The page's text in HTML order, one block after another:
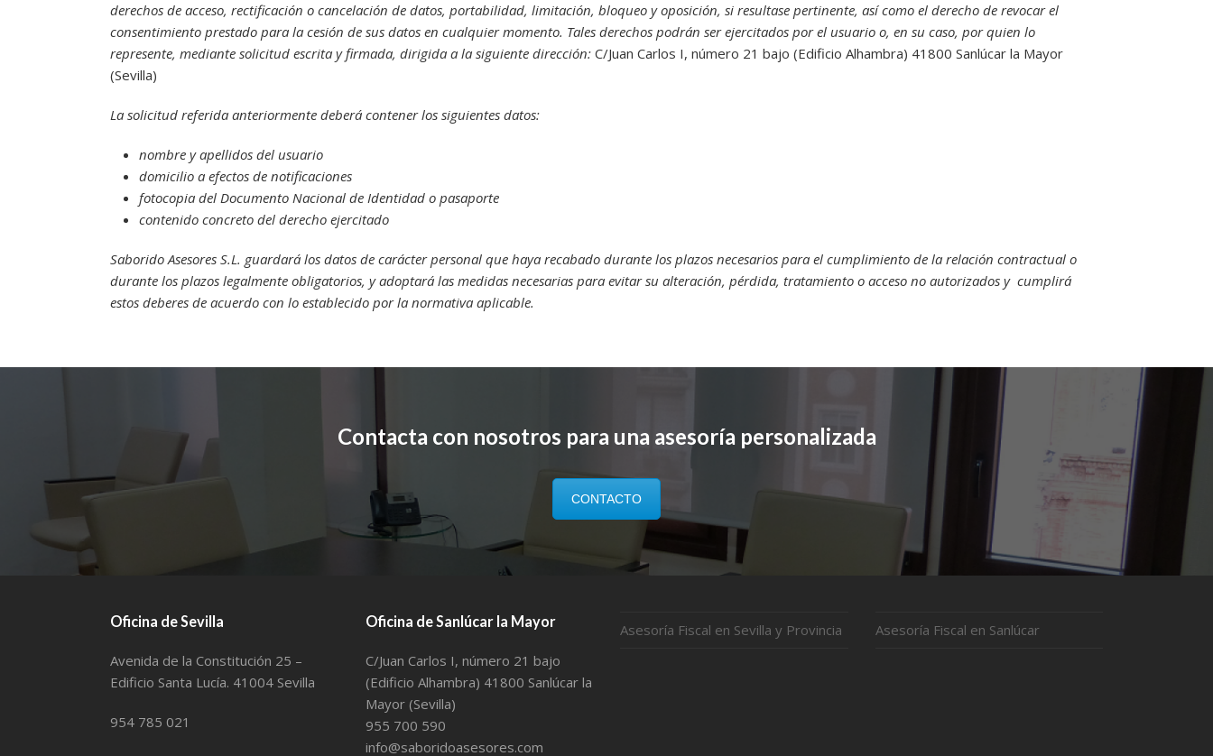
derechos de acceso, rectificación o cancelación de datos, portabilidad, limitación, bloqueo y oposición, si resultase pertinente, así como el derecho de revocar el
consentimiento prestado para la cesión de sus datos en cualquier momento. Tales derechos podrán ser ejercitados por el usuario o, en su caso, por quien lo
represente, mediante solicitud escrita y firmada, dirigida a la siguiente dirección: C/Juan Carlos I, número 21 bajo (Edificio Alhambra) 41800 Sanlúcar la Mayor
(Sevilla)
La solicitud referida anteriormente deberá contener los siguientes datos:
nombre y apellidos del usuario
domicilio a efectos de notificaciones
fotocopia del Documento Nacional de Identidad o pasaporte
contenido concreto del derecho ejercitado
Saborido Asesores S.L. guardará los datos de carácter personal que haya recabado durante los plazos necesarios para el cumplimiento de la relación contractual o
durante los plazos legalmente obligatorios, y adoptará las medidas necesarias para evitar su alteración, pérdida, tratamiento o acceso no autorizados y cumplirá
estos deberes de acuerdo con lo establecido por la normativa aplicable.
Contacta con nosotros para una asesoría personalizada
CONTACTO
Oficina de Sevilla
Avenida de la Constitución 25 –
Edificio Santa Lucía. 41004 Sevilla
954 785 021
Oficina de Sanlúcar la Mayor
C/Juan Carlos I, número 21 bajo
(Edificio Alhambra) 41800 Sanlúcar la
Mayor (Sevilla)
955 700 590
info@saboridoasesores.com
Asesoría Fiscal en Sevilla y Provincia Asesoría Fiscal en Sanlúcar